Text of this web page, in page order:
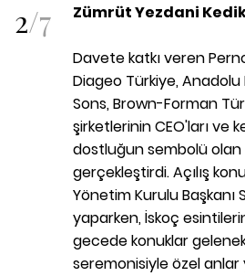
2/7 Zümrüt Yezdani
Davete katkı veren
Diageo Türkiye,
Sons, Brown-Forman
şirketlerinin CEO'ları ve
dostluğun sembolü
gerçekleştirdi. Açılış
Yönetim Kurulu Başkanı
yaparken, İskoç
gecede konuklar
seremonisiyle özel anlar